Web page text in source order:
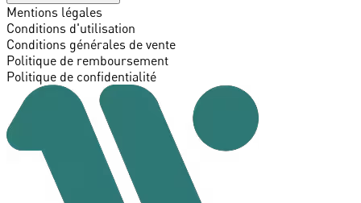
Mentions légales
Conditions d'utilisation
Conditions générales de vente
Politique de remboursement
Politique de confidentialité